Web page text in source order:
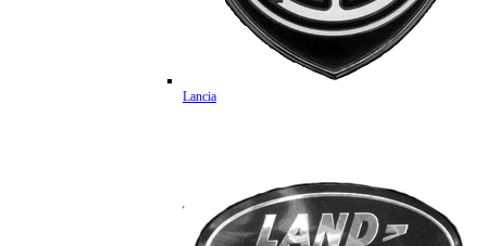
Lancia